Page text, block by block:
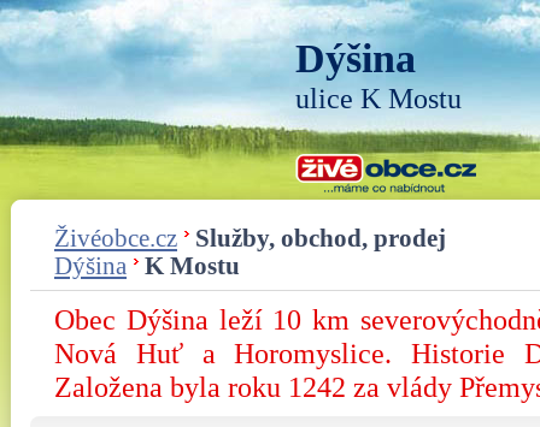
Dýšina
ulice K Mostu
Živéobce.cz
Služby, obchod, prodej
Dýšina
K Mostu
Obec Dýšina leží 10 km
Nová Huť a Horomyslice. Historie
Založena byla roku 1242 za vlády